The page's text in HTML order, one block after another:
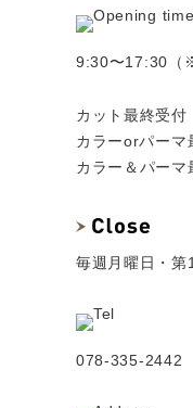
9:30〜17:30（
カット最終受
カラーorパー
カラー＆パー
毎週月曜日・第
078-335-2442